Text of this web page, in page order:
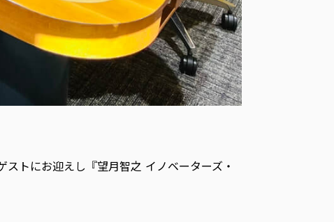
トにお迎えし『望月智之 イノベーターズ・